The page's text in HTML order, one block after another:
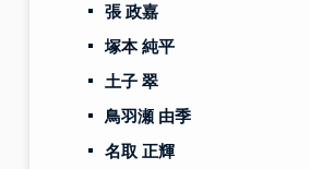
張 政嘉
塚本 純平
土子 翠
鳥羽瀬 由季
名取 正輝